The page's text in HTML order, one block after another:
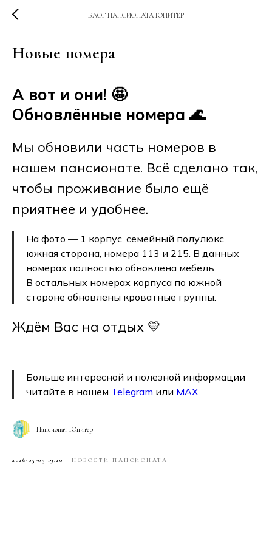
БЛОГ ПАНСИОНАТА ЮПИТЕР
Новые номера
А вот и они! 🤩
Обновлённые номера 🌊
Мы обновили часть номеров в
нашем пансионате. Всё сделано так,
чтобы проживание было ещё
приятнее и удобнее.
На фото — 1 корпус, семейный полулюкс,
южная сторона, номера 113 и 215. В данных
номерах полностью обновлена мебель.
В остальных номерах корпуса по южной
стороне обновлены кроватные группы.
Ждём Вас на отдых 💛
Больше интересной и полезной информации
читайте в нашем Telegram или MAX
Пансионат Юпитер
2026-05-05 19:20 НОВОСТИ ПАНСИОНАТА